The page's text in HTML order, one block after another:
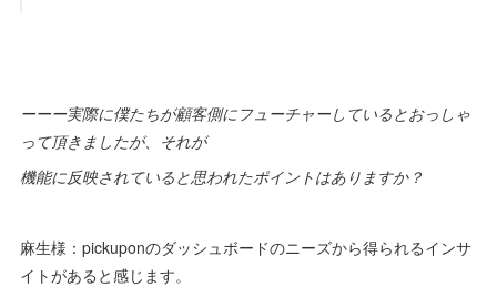
ーーー実際に僕たちが顧客側にフューチャーしているとおっしゃ
って頂きましたが、それが
機能に反映されていると思われたポイントはありますか？
麻生様：pickuponのダッシュボードのニーズから得られるインサ
イトがあると感じます。